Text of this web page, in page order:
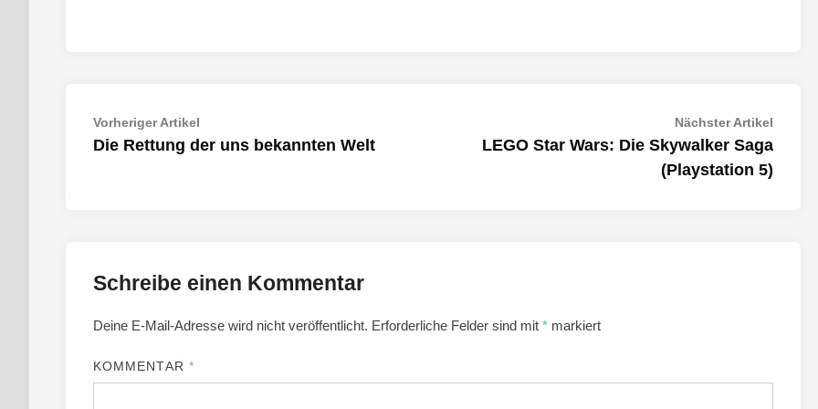
Beitragsnavigation
Vorheriger Artikel
Artikel:
Die Rettung der uns bekannten Welt
Nächster Artikel
LEGO Star Wars: Die Skywalker Saga
(Playstation 5)
Schreibe einen Kommentar
Deine E-Mail-Adresse wird nicht veröffentlicht. Erforderliche Felder sind mit * markiert
KOMMENTAR *